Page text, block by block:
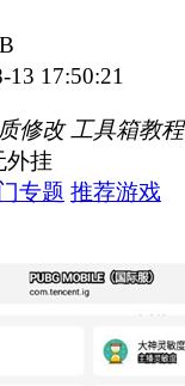
13 17:50:21
修改 工具箱教程
外挂
专题 推荐游戏